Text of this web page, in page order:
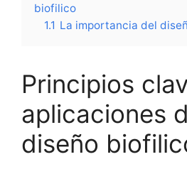
biofilico
1.1 La importancia del
Principios
aplicaciones
diseño